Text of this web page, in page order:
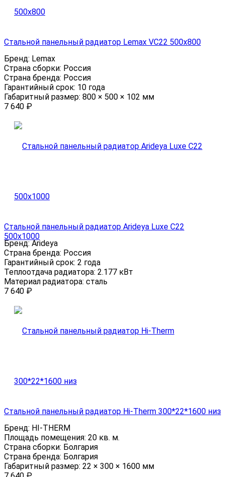
Стальной панельный радиатор Lemax VC22 500х800
Бренд: Lemax
Страна сборки: Россия
Страна бренда: Россия
Гарантийный срок: 10 года
Габаритный размер: 800 × 500 × 102 мм
7 640 ₽
Стальной панельный радиатор Arideya Luxe С22
500x1000
Бренд: Arideya
Страна бренда: Россия
Гарантийный срок: 2 года
Теплоотдача радиатора: 2.177 кВт
Материал радиатора: сталь
7 640 ₽
Стальной панельный радиатор Hi-Therm 300*22*1600 низ
Бренд: HI-THERM
Площадь помещения: 20 кв. м.
Страна сборки: Болгария
Страна бренда: Болгария
Габаритный размер: 22 × 300 × 1600 мм